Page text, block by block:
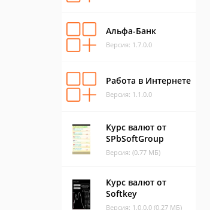
Альфа-Банк
Версия: 1.7.0.0
Работа в Интернете
Версия: 1.1.0.0
Курс валют от
SPbSoftGroup
Версия: (0.77 МБ)
Курс валют от
Softkey
Версия: 1.0.0.0 (0.27 МБ)